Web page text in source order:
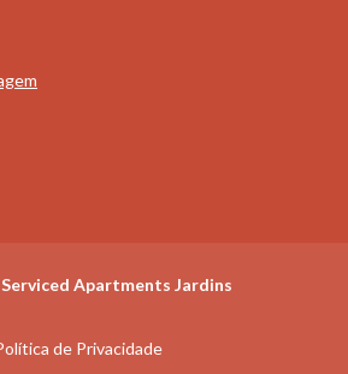
Apartments Jardins
de Privacidade